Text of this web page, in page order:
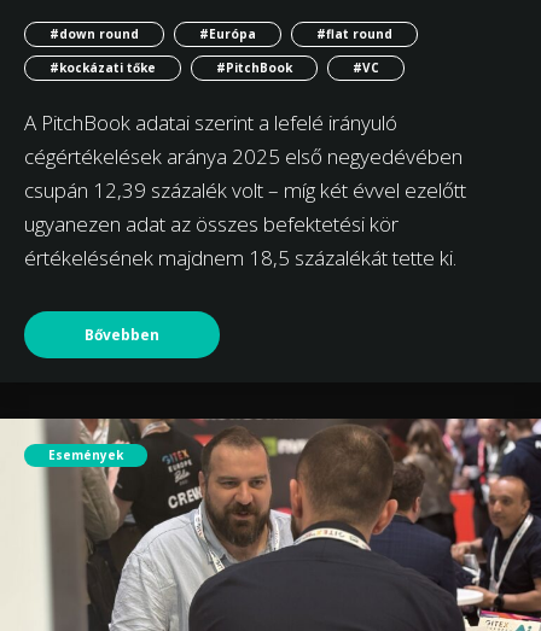
#down round #Európa
#flat round
#kockázati tőke
#PitchBook #VC
A PitchBook adatai szerint a lefelé irányuló
cégértékelések aránya 2025 első negyedévében
csupán 12,39 százalék volt – míg két évvel ezelőtt
ugyanezen adat az összes befektetési kör
értékelésének majdnem 18,5 százalékát tette ki.
Bővebben
Események